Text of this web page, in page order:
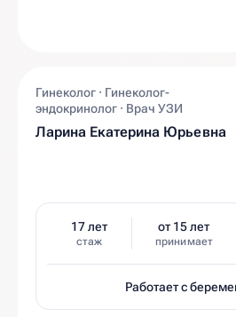
Гинеколог · Гинеколог-
эндокринолог · Врач УЗИ
Ларина Екатерина Юрьевна
17 лет
стаж
от 15 лет
принимает
Работает с